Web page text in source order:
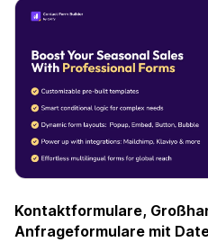
Kontaktformulare,
Anfrageformulare mit